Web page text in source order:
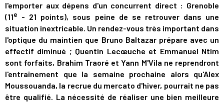
l'emporter aux dépens d'un concurrent direct : Grenoble
(11e - 21 points), sous peine de se retrouver dans une
situation inextricable. Un rendez-vous très important dans
l'optique du maintien que Bruno Baltazar prépare avec un
effectif diminué ; Quentin Lecœuche et Emmanuel Ntim
sont forfaits, Brahim Traoré et Yann M'Vila ne reprendront
l'entraînement que la semaine prochaine alors qu'Alex
Moussouanda, la recrue du mercato d'hiver, pourrait ne pas
être qualifié. La nécessité de réaliser une bien meilleure